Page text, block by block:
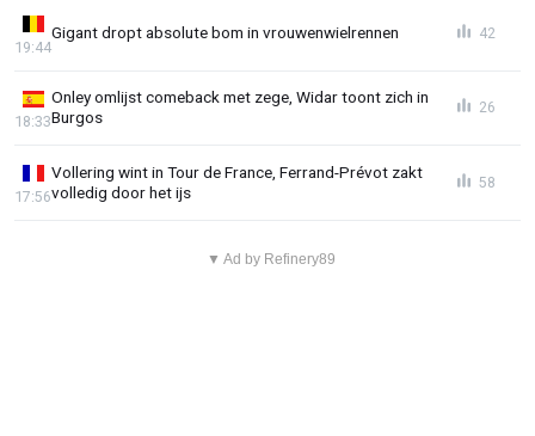
Gigant dropt absolute bom in vrouwenwielrennen
19:44
42
Onley omlijst comeback met zege, Widar toont zich in
Burgos
18:33
26
Vollering wint in Tour de France, Ferrand-Prévot zakt
volledig door het ijs
17:56
58
▼ Ad by Refinery89